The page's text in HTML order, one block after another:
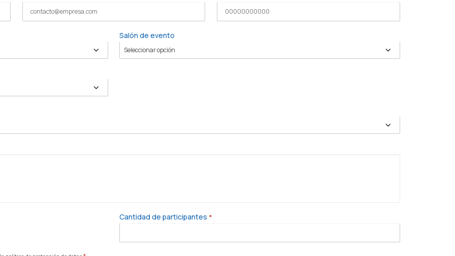
Salón de evento
Cantidad de participantes *